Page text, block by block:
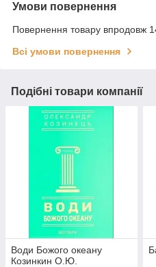
Умови повернення
Повернення товару впродовж
Всі умови повернення
Подібні товари компанії
Води Божого океану
Козинкин О.Ю.